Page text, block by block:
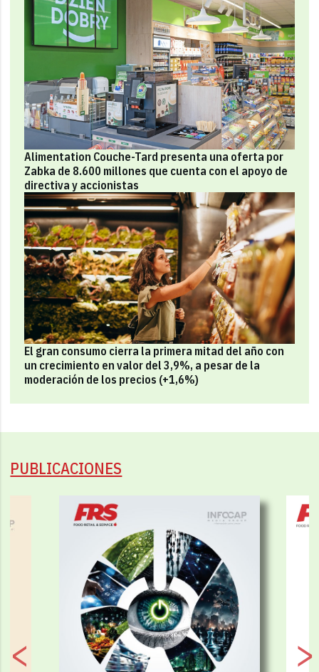
Alimentation Couche-Tard presenta una oferta por
Zabka de 8.600 millones que cuenta con el apoyo de
directiva y accionistas
El gran consumo cierra la primera mitad del año con
un crecimiento en valor del 3,9%, a pesar de la
moderación de los precios (+1,6%)
PUBLICACIONES